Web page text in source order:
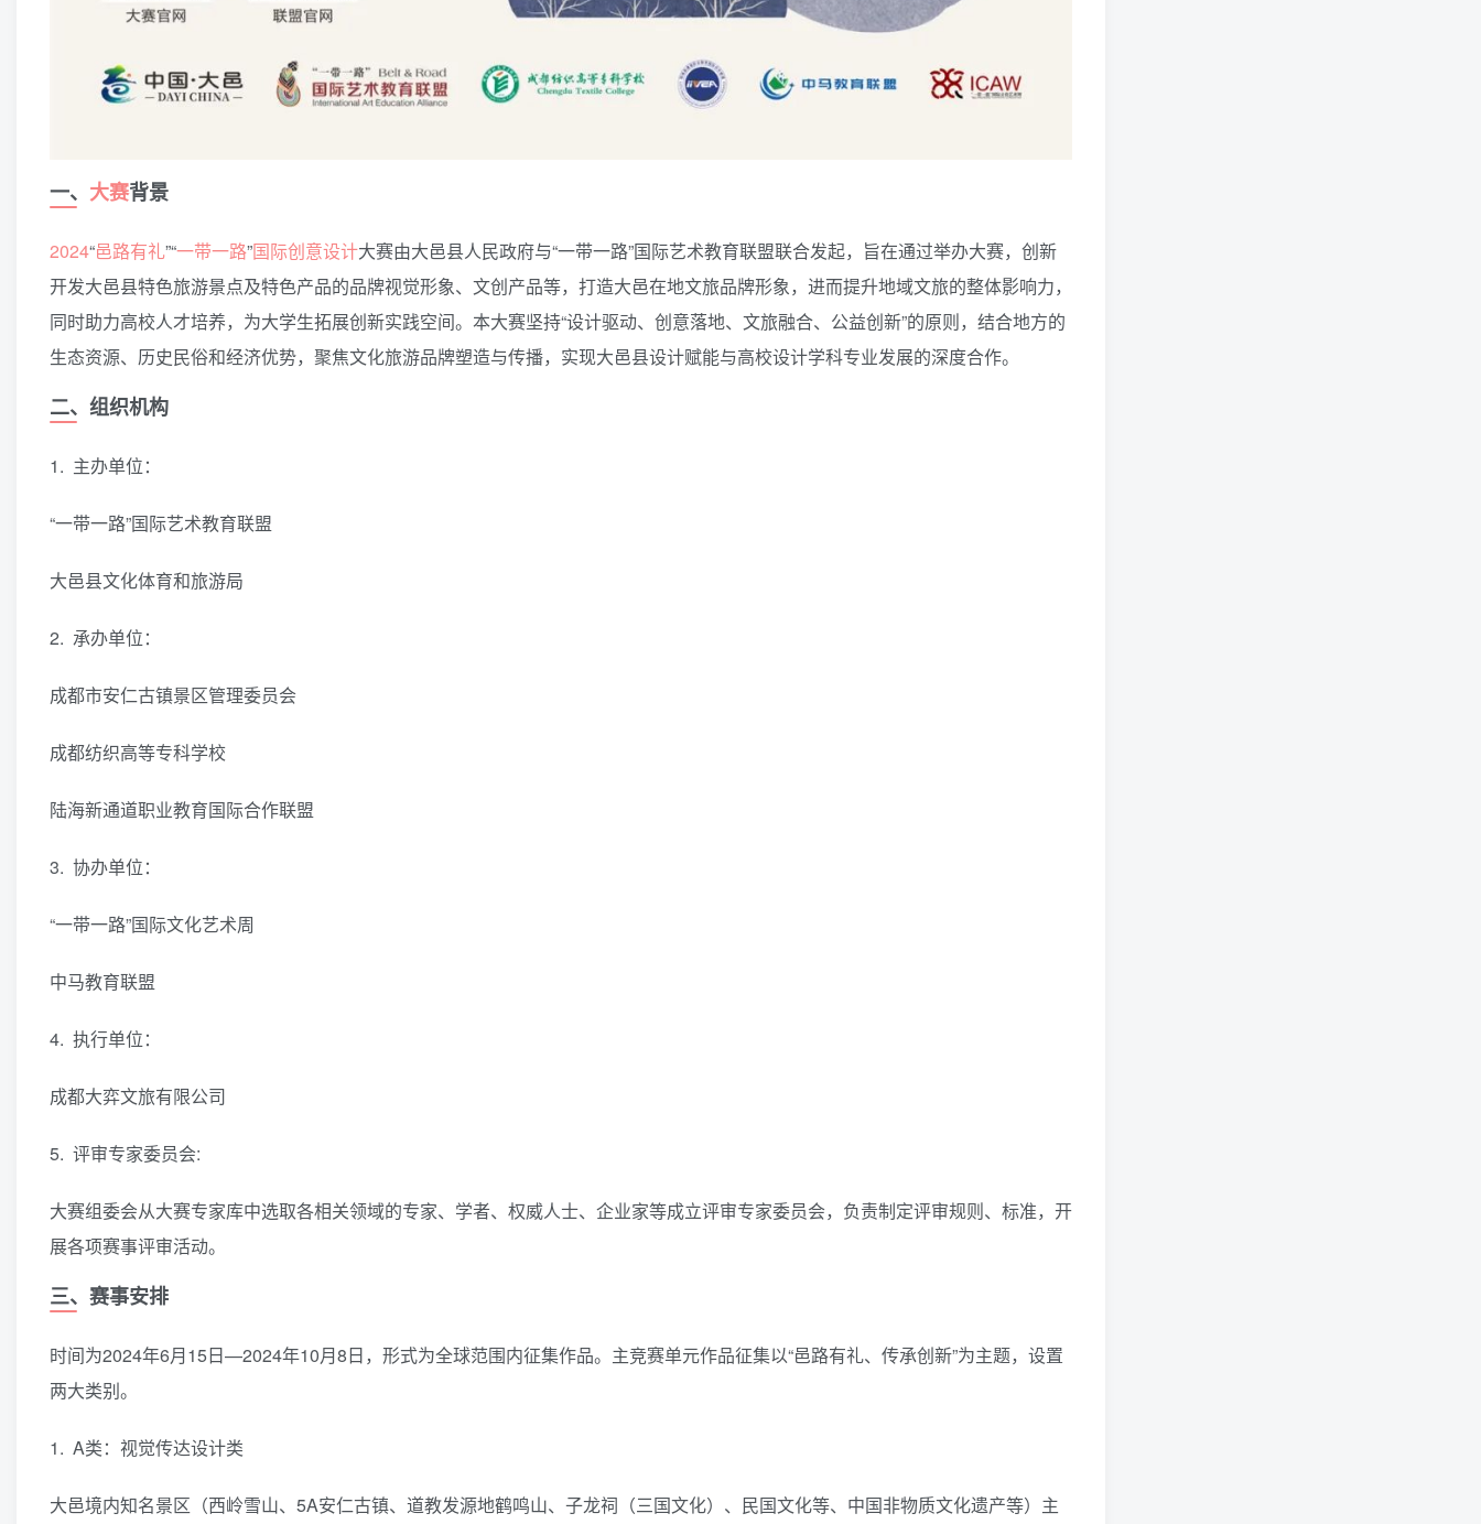
一、 大赛背景
2024“邑路有礼”“一带一路”国际创意设计大赛由大邑县人民政府与“一带一路”国际艺术教育联盟联合发起，旨在通过举办大赛，创新
开发大邑县特色旅游景点及特色产品的品牌视觉形象、文创产品等，打造大邑在地文旅品牌形象，进而提升地域文旅的整体影响力，
同时助力高校人才培养，为大学生拓展创新实践空间。本大赛坚持“设计驱动、创意落地、文旅融合、公益创新”的原则，结合地方的
生态资源、历史民俗和经济优势，聚焦文化旅游品牌塑造与传播，实现大邑县设计赋能与高校设计学科专业发展的深度合作。
二、组织机构
1. 主办单位：
“一带一路”国际艺术教育联盟
大邑县文化体育和旅游局
2. 承办单位：
成都市安仁古镇景区管理委员会
成都纺织高等专科学校
陆海新通道职业教育国际合作联盟
3. 协办单位：
“一带一路”国际文化艺术周
中马教育联盟
4. 执行单位：
成都大弈文旅有限公司
5. 评审专家委员会:
大赛组委会从大赛专家库中选取各相关领域的专家、学者、权威人士、企业家等成立评审专家委员会，负责制定评审规则、标准，开
展各项赛事评审活动。
三、赛事安排
时间为2024年6月15日—2024年10月8日，形式为全球范围内征集作品。主竞赛单元作品征集以“邑路有礼、传承创新”为主题，设置
两大类别。
1. A类：视觉传达设计类
大邑境内知名景区（西岭雪山、5A安仁古镇、道教发源地鹤鸣山、子龙祠（三国文化）、民国文化等、中国非物质文化遗产等）主